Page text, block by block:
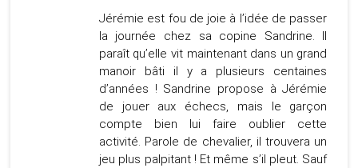
Jérémie est fou de joie à l’idée de passer
la journée chez sa copine Sandrine. Il
paraît qu’elle vit maintenant dans un grand
manoir bâti il y a plusieurs centaines
d’années ! Sandrine propose à Jérémie
de jouer aux échecs, mais le garçon
compte bien lui faire oublier cette
activité. Parole de chevalier, il trouvera un
jeu plus palpitant ! Et même s’il pleut. Sauf